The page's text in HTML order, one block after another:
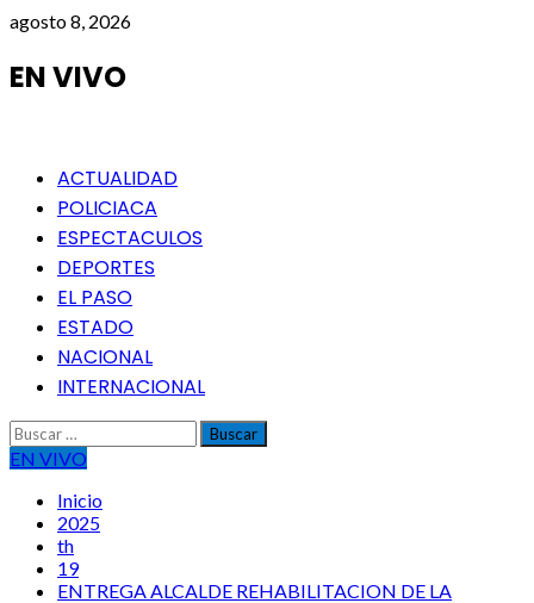
Saltar
contenido
agosto 8, 2026
EN VIVO
Menú
principal
ACTUALIDAD
POLICIACA
ESPECTACULOS
DEPORTES
EL PASO
ESTADO
NACIONAL
INTERNACIONAL
Buscar:
EN VIVO
Inicio
2025
th
19
ENTREGA ALCALDE REHABILITACION DE LA